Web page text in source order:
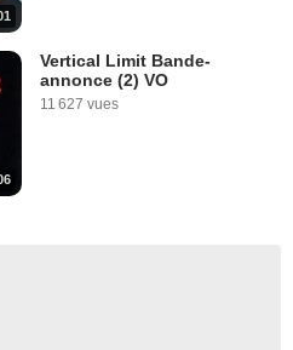
Vertical Limit Bande-
annonce (2) VO
11 627 vues